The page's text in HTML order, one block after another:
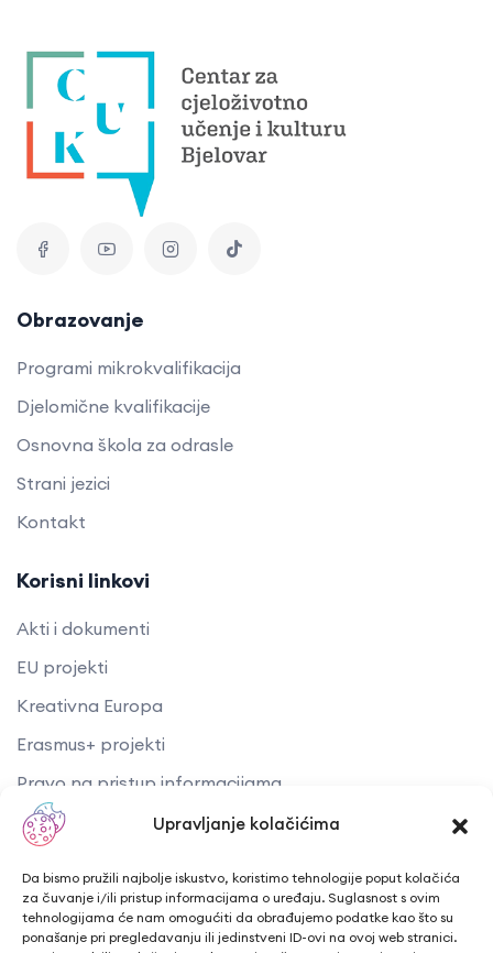
Upravljanje kolačićima
Da bismo pružili najbolje iskustvo, koristimo tehnologije poput kolačića
za čuvanje i/ili pristup informacijama o uređaju. Suglasnost s ovim
tehnologijama će nam omogućiti da obrađujemo podatke kao što su
ponašanje pri pregledavanju ili jedinstveni ID-ovi na ovoj web stranici.
Obrazovanje
Programi mikrokvalifikacija
Djelomične kvalifikacije
Osnovna škola za odrasle
Strani jezici
Kontakt
Korisni linkovi
Akti i dokumenti
EU projekti
Kreativna Europa
Erasmus+ projekti
​​​​​​​Pravo na pristup informacijama
Arhiva objava
Kontaktirajte nas
Telefon: + 385 43 241 298